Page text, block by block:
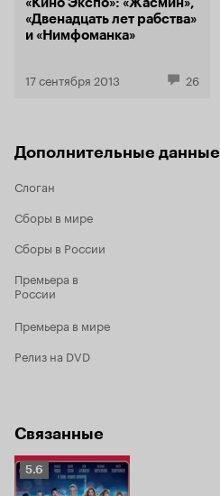
«Двенадцать лет рабства»
и «Нимфоманка»
17 сентября 2013 26
Дополнительные данные
Слоган
Сборы в мире
Сборы в России
Премьера в
России
Премьера в мире
Релиз на DVD
Связанные
Рейтинг
Кинопоиска
5.6